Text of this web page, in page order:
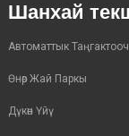
Шанхай
Автоматтык
Өнөр Жай Паркы
Дүкөн Үйү